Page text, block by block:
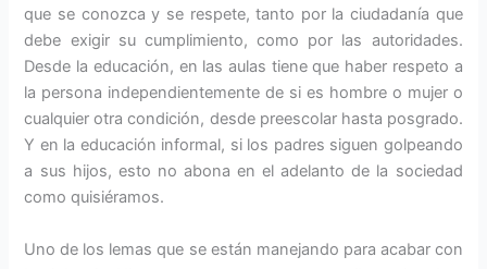
que se conozca y se respete, tanto por la ciudadanía que
debe exigir su cumplimiento, como por las autoridades.
Desde la educación, en las aulas tiene que haber respeto a
la persona independientemente de si es hombre o mujer o
cualquier otra condición, desde preescolar hasta posgrado.
Y en la educación informal, si los padres siguen golpeando
a sus hijos, esto no abona en el adelanto de la sociedad
como quisiéramos.
Uno de los lemas que se están manejando para acabar con